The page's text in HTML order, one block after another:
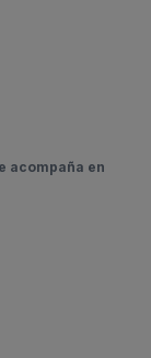
acompaña en